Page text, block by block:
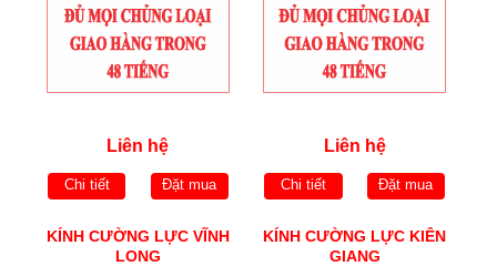
Liên hệ
Chi tiết Đặt mua
Liên hệ
Chi tiết Đặt mua
KÍNH CƯỜNG LỰC VĨNH
LONG
KÍNH CƯỜNG LỰC KIÊN
GIANG